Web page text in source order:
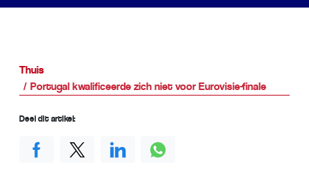
Thuis
Portugal kwalificeerde zich niet voor Eurovisie-finale
Deel dit artikel: